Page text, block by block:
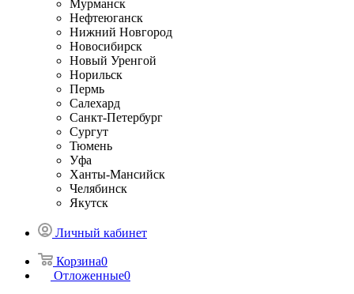
Мурманск
Нефтеюганск
Нижний Новгород
Новосибирск
Новый Уренгой
Норильск
Пермь
Салехард
Санкт-Петербург
Сургут
Тюмень
Уфа
Ханты-Мансийск
Челябинск
Якутск
Личный кабинет
Корзина0
Отложенные0